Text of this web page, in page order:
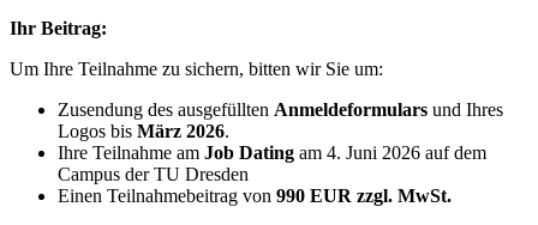
Ihr Beitrag:
Um Ihre Teilnahme zu sichern, bitten wir Sie um:
Zusendung des ausgefüllten Anmeldeformulars und Ihres
Logos bis März 2026.
Ihre Teilnahme am Job Dating am 4. Juni 2026 auf dem
Campus der TU Dresden
Einen Teilnahmebeitrag von 990 EUR zzgl. MwSt.